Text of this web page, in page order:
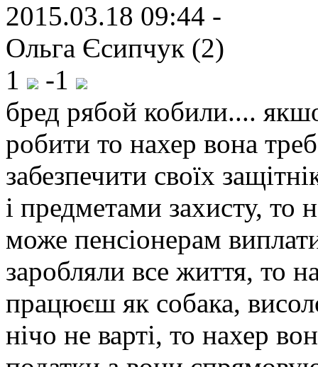
2015.03.18 09:44 -
Ольга Єсипчук (2)
1
-1
бред рябой кобили....
робити то нахер вона
забезпечити своїх
і предметами захисту, то
може пенсіонерам
заробляли все життя, то
працюєш як собака,
нічо не варті, то нахер